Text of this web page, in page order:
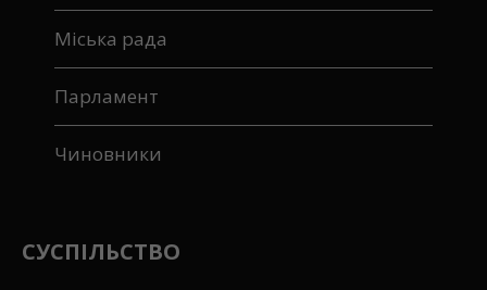
Міська рада
Парламент
Чиновники
СУСПІЛЬСТВО